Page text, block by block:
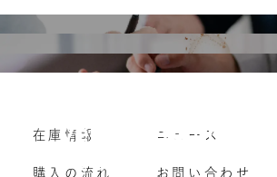
購入の流れ
よくいただくご質問
Vehicle purchase
車両買い取り
在庫情報
購入の流れ
ニュース
お問い合わせ